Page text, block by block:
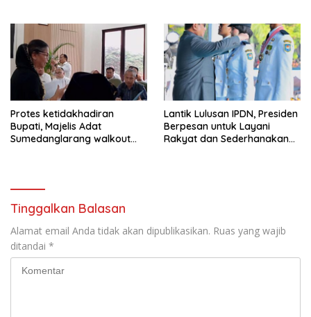
Protes ketidakhadiran
Bupati, Majelis Adat
Sumedanglarang walkout
Lantik Lulusan IPDN, Presiden
Berpesan untuk Layani
Rakyat dan Sederhanakan
Tinggalkan Balasan
Alamat email Anda tidak akan dipublikasikan. Ruas yang wajib
ditandai *